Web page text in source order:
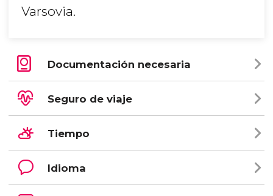
Varsovia.
Documentación necesaria
Seguro de viaje
Tiempo
Idioma